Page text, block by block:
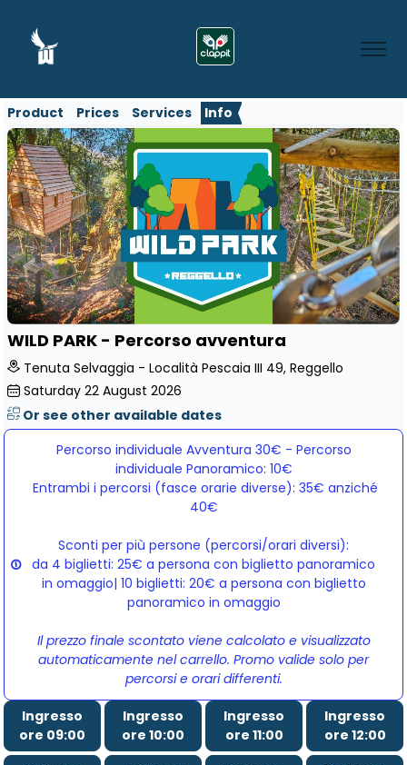
Product Prices Services Info
WILD PARK - Percorso avventura
Tenuta Selvaggia - Località Pescaia III 49, Reggello
Saturday 22 August 2026
Or see other available dates
Percorso individuale Avventura 30€ - Percorso
individuale Panoramico: 10€
Entrambi i percorsi (fasce orarie diverse): 35€ anziché
40€
Sconti per più persone (percorsi/orari diversi):
da 4 biglietti: 25€ a persona con biglietto panoramico
in omaggio| 10 biglietti: 20€ a persona con biglietto
panoramico in omaggio
Il prezzo finale scontato viene calcolato e visualizzato
automaticamente nel carrello. Promo valide solo per
percorsi e orari differenti.
Ingresso
ore 09:00
Ingresso
ore 10:00
Ingresso
ore 11:00
Ingresso
ore 12:00